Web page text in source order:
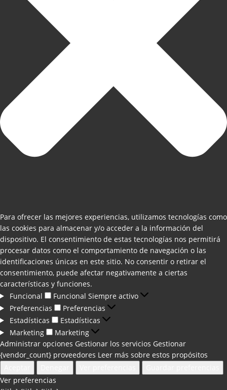
Para ofrecer las mejores experiencias, utilizamos tecnologías como
las cookies para almacenar y/o acceder a la información del
dispositivo. El consentimiento de estas tecnologías nos permitirá
procesar datos como el comportamiento de navegación o las
identificaciones únicas en este sitio. No consentir o retirar el
consentimiento, puede afectar negativamente a ciertas
características y funciones.
Funcional
Funcional Siempre activo
Preferencias
Preferencias
Estadísticas
Estadísticas
Marketing
Marketing
Administrar opciones Gestionar los servicios Gestionar
{vendor_count} proveedores Leer más sobre estos propósitos
Ver preferencias